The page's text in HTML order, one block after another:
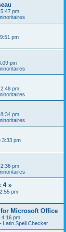
pm
pm
pm
pm
pm
3:33 pm
pm
4 »
pm
Microsoft Office
4:16 pm
Latin Spell Checker